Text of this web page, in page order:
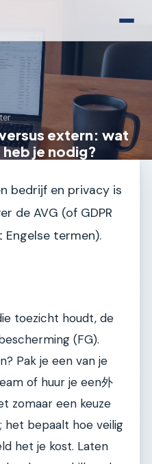
extern: wat
je nodig?
bedrijf en privacy is
de AVG (of GDPR
termen).
toezicht houdt, de
(FG).
Pak je een van je
of huur je een外
zomaar een keuze
het bepaalt hoe veilig
het je kost. Laten